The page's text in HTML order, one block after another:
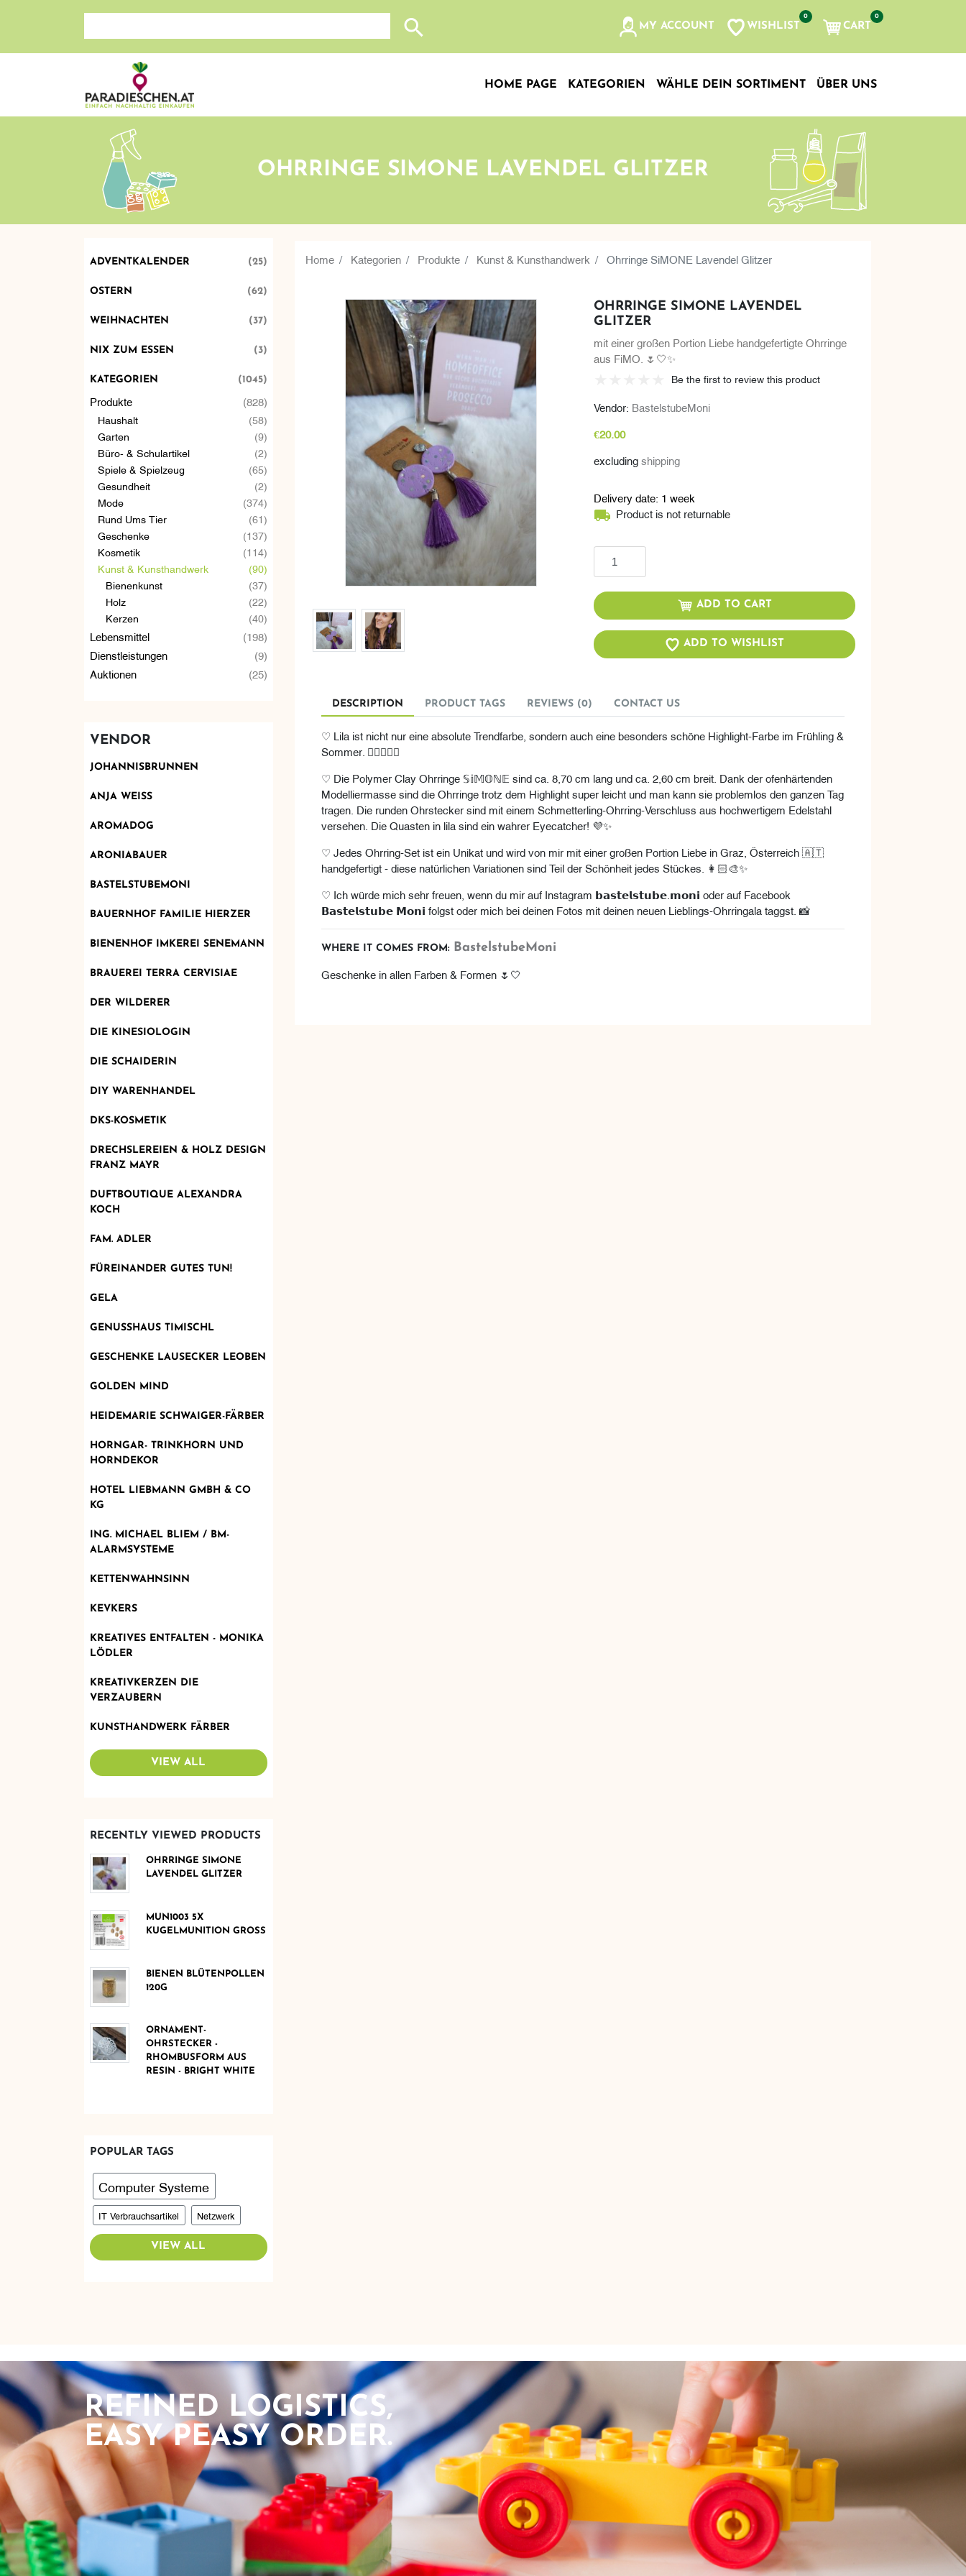
Search store MY ACCOUNT WISHLIST
0
CART
0
HOME PAGE KATEGORIEN WÄHLE DEIN SORTIMENT ÜBER UNS
OHRRINGE SIMONE LAVENDEL GLITZER
ADVENTKALENDER (25)
OSTERN (62)
WEIHNACHTEN (37)
NIX ZUM ESSEN (3)
KATEGORIEN (1045)
Produkte (828)
Haushalt (58)
Garten (9)
Büro- & Schulartikel (2)
Spiele & Spielzeug (65)
Gesundheit (2)
Mode (374)
Rund Ums Tier (61)
Geschenke (137)
Kosmetik (114)
Kunst & Kunsthandwerk (90)
Bienenkunst (37)
Holz (22)
Kerzen (40)
Lebensmittel (198)
Dienstleistungen (9)
Auktionen (25)
VENDOR
JOHANNISBRUNNEN
ANJA WEISS
AROMADOG
ARONIABAUER
BASTELSTUBEMONI
BAUERNHOF FAMILIE HIERZER
BIENENHOF IMKEREI SENEMANN
BRAUEREI TERRA CERVISIAE
DER WILDERER
DIE KINESIOLOGIN
DIE SCHAIDERIN
DIY WARENHANDEL
DKS-KOSMETIK
DRECHSLEREIEN & HOLZ DESIGN
FRANZ MAYR
DUFTBOUTIQUE ALEXANDRA
KOCH
FAM. ADLER
FÜREINANDER GUTES TUN!
GELA
GENUSSHAUS TIMISCHL
GESCHENKE LAUSECKER LEOBEN
GOLDEN MIND
HEIDEMARIE SCHWAIGER-FÄRBER
HORNGAR- TRINKHORN UND
HORNDEKOR
HOTEL LIEBMANN GMBH & CO
KG
ING. MICHAEL BLIEM / BM-
ALARMSYSTEME
KETTENWAHNSINN
KEVKERS
KREATIVES ENTFALTEN - MONIKA
LÖDLER
KREATIVKERZEN DIE
VERZAUBERN
KUNSTHANDWERK FÄRBER
VIEW ALL
RECENTLY VIEWED PRODUCTS
OHRRINGE SIMONE
LAVENDEL GLITZER
MUN1003 5X
KUGELMUNITION GROSS
BIENEN BLÜTENPOLLEN
120G
ORNAMENT-
OHRSTECKER -
RHOMBUSFORM AUS
RESIN - BRIGHT WHITE
POPULAR TAGS
Computer Systeme
IT Verbrauchsartikel Netzwerk
VIEW ALL
Home Kategorien Produkte Kunst & Kunsthandwerk Ohrringe SiMONE Lavendel Glitzer
OHRRINGE SIMONE LAVENDEL
GLITZER
mit einer großen Portion Liebe handgefertigte Ohrringe
aus FiMO. 🌷🤍✨
Be the first to review this product
Vendor: BastelstubeMoni
€20.00
excluding shipping
Delivery date: 1 week
Product is not returnable
ADD TO CART
ADD TO WISHLIST
DESCRIPTION PRODUCT TAGS REVIEWS (0) CONTACT US
♡ Lila ist nicht nur eine absolute Trendfarbe, sondern auch eine besonders schöne Highlight-Farbe im Frühling &
Sommer. ✌🏼🌷🤍✨
♡ Die Polymer Clay Ohrringe 𝕊𝕚𝕄𝕆ℕ𝔼 sind ca. 8,70 cm lang und ca. 2,60 cm breit. Dank der ofenhärtenden
Modelliermasse sind die Ohrringe trotz dem Highlight super leicht und man kann sie problemlos den ganzen Tag
tragen. Die runden Ohrstecker sind mit einem Schmetterling-Ohrring-Verschluss aus hochwertigem Edelstahl
versehen. Die Quasten in lila sind ein wahrer Eyecatcher! 💜✨
♡ Jedes Ohrring-Set ist ein Unikat und wird von mir mit einer großen Portion Liebe in Graz, Österreich 🇦🇹
handgefertigt - diese natürlichen Variationen sind Teil der Schönheit jedes Stückes. 👩🏻‍🎨✨
♡ Ich würde mich sehr freuen, wenn du mir auf Instagram 𝗯𝗮𝘀𝘁𝗲𝗹𝘀𝘁𝘂𝗯𝗲.𝗺𝗼𝗻𝗶 oder auf Facebook
𝗕𝗮𝘀𝘁𝗲𝗹𝘀𝘁𝘂𝗯𝗲 𝗠𝗼𝗻𝗶 folgst oder mich bei deinen Fotos mit deinen neuen Lieblings-Ohrringala taggst. 📸
WHERE IT COMES FROM: BastelstubeMoni
Geschenke in allen Farben & Formen 🌷🤍
REFINED LOGISTICS,
EASY PEASY ORDER.